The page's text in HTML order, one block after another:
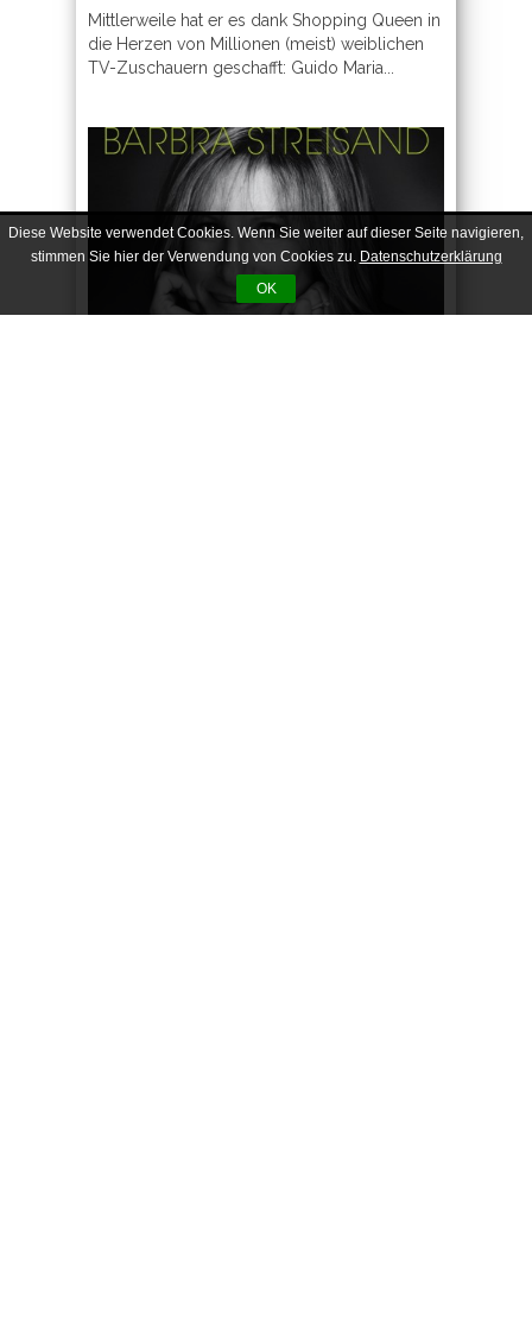
Mittlerweile hat er es dank Shopping Queen in
die Herzen von Millionen (meist) weiblichen
TV-Zuschauern geschafft: Guido Maria...
Diese Website verwendet Cookies. Wenn Sie weiter auf dieser Seite navigieren,
stimmen Sie hier der Verwendung von Cookies zu. Datenschutzerklärung
OK